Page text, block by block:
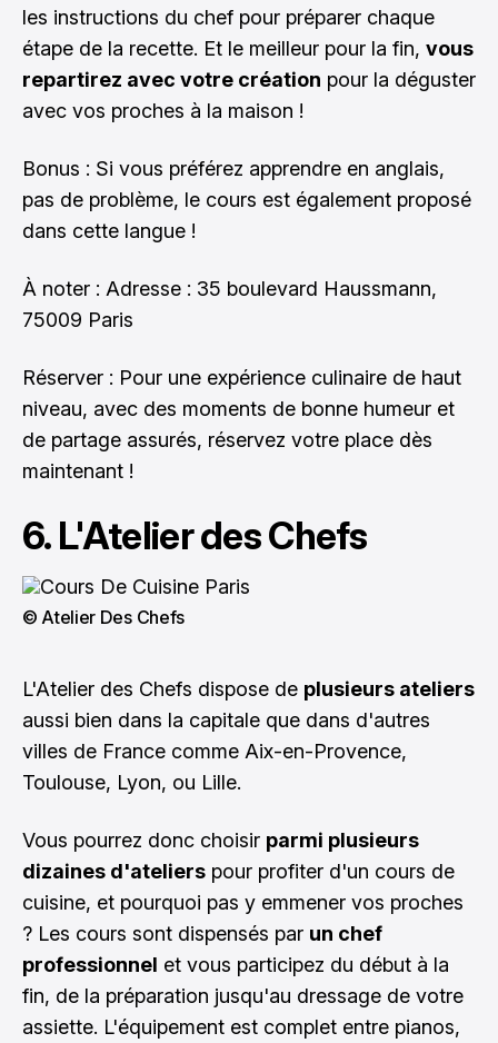
les instructions du chef pour préparer chaque
étape de la recette. Et le meilleur pour la fin, vous
repartirez avec votre création pour la déguster
avec vos proches à la maison !
Bonus : Si vous préférez apprendre en anglais,
pas de problème, le cours est également proposé
dans cette langue !
À noter : Adresse : 35 boulevard Haussmann,
75009 Paris
Réserver : Pour une expérience culinaire de haut
niveau, avec des moments de bonne humeur et
de partage assurés, réservez votre place dès
maintenant !
6. L'Atelier des Chefs
© Atelier Des Chefs
L'Atelier des Chefs dispose de plusieurs ateliers
aussi bien dans la capitale que dans d'autres
villes de France comme Aix-en-Provence,
Toulouse, Lyon, ou Lille.
Vous pourrez donc choisir parmi plusieurs
dizaines d'ateliers pour profiter d'un cours de
cuisine, et pourquoi pas y emmener vos proches
? Les cours sont dispensés par un chef
professionnel et vous participez du début à la
fin, de la préparation jusqu'au dressage de votre
assiette. L'équipement est complet entre pianos,